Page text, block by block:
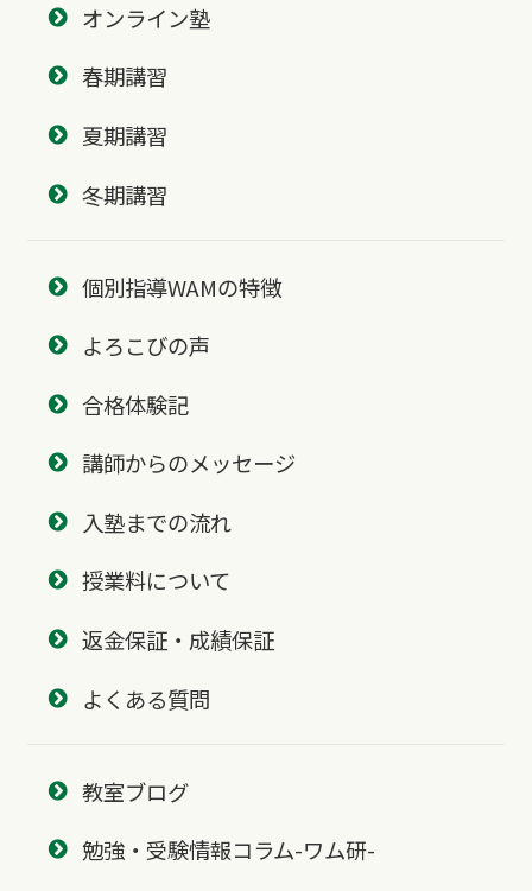
オンライン塾
春期講習
夏期講習
冬期講習
個別指導WAMの特徴
よろこびの声
合格体験記
講師からのメッセージ
入塾までの流れ
授業料について
返金保証・成績保証
よくある質問
教室ブログ
勉強・受験情報コラム-ワム研-